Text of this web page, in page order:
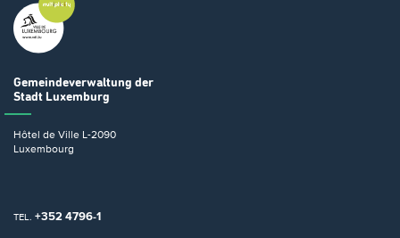
Gemeindeverwaltung der
Stadt Luxemburg
Hôtel de Ville L-2090
Luxembourg
TEL. +352 4796-1